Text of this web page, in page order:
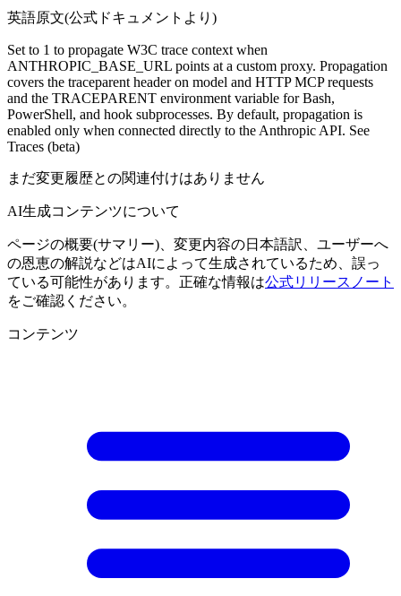
英語原文(公式ドキュメントより)
Set to 1 to propagate W3C trace context when
ANTHROPIC_BASE_URL points at a custom proxy. Propagation
covers the traceparent header on model and HTTP MCP requests
and the TRACEPARENT environment variable for Bash,
PowerShell, and hook subprocesses. By default, propagation is
enabled only when connected directly to the Anthropic API. See
Traces (beta)
まだ変更履歴との関連付けはありません
AI生成コンテンツについて
ページの概要(サマリー)、変更内容の日本語訳、ユーザーへ
の恩恵の解説などはAIによって生成されているため、誤っ
ている可能性があります。正確な情報は公式リリースノート
をご確認ください。
コンテンツ